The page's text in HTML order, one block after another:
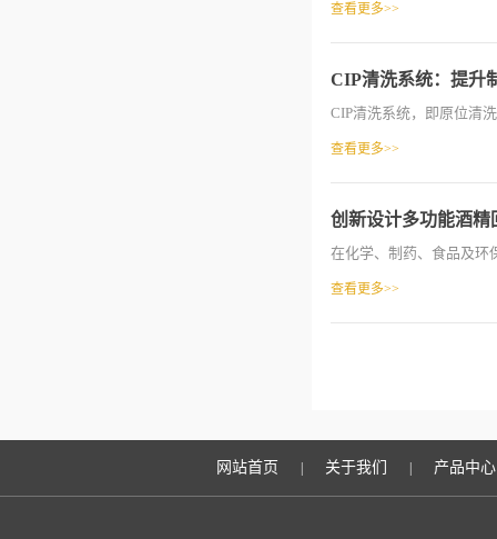
查看更多>>
CIP清洗系统：提升
CIP清洗系统，即原位清
查看更多>>
创新设计多功能酒精
在化学、制药、食品及环
查看更多>>
网站首页 关于我们 产品中心